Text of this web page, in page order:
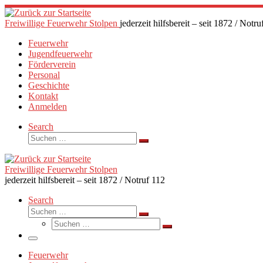
Zum
Inhalt
springen
Freiwillige Feuerwehr Stolpen jederzeit hilfsbereit – seit 1872 /
Feuerwehr
Jugendfeuerwehr
Förderverein
Personal
Geschichte
Kontakt
Anmelden
Search
Suche
Suchen …
Freiwillige Feuerwehr Stolpen
jederzeit hilfsbereit – seit 1872 / Notruf 112
Search
Suche
Suchen …
Suche
Suchen …
Menü
Feuerwehr